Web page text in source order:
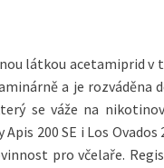
látkou acetamiprid v
a je rozváděna
se váže na
200 SE i Los Ovados
pro včelaře.